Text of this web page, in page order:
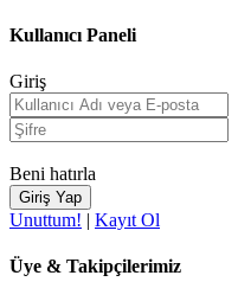
Kullanıcı Paneli
Giriş
Beni hatırla
Unuttum! | Kayıt Ol
Üye & Takipçilerimiz